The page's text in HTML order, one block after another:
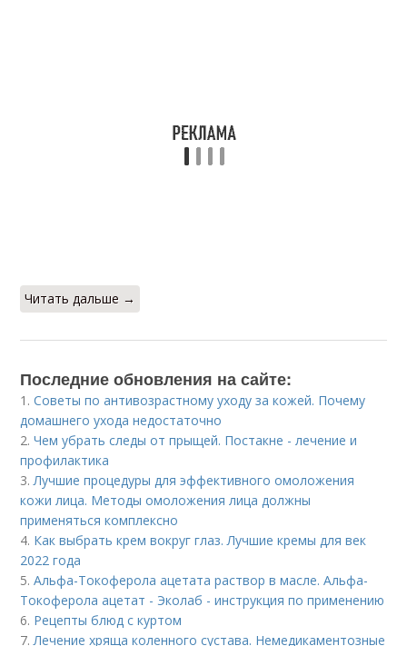
Читать дальше →
Последние обновления на сайте:
1.Советы по антивозрастному уходу за кожей. Почему
домашнего ухода недостаточно
2.Чем убрать следы от прыщей. Постакне - лечение и
профилактика
3.Лучшие процедуры для эффективного омоложения
кожи лица. Методы омоложения лица должны
применяться комплексно
4. Как выбрать крем вокруг глаз. Лучшие кремы для век
2022 года
5.Альфа-Токоферола ацетата раствор в масле. Альфа-
Токоферола ацетат - Эколаб - инструкция по применению
6. Рецепты блюд с куртом
7.Лечение хряща коленного сустава. Немедикаментозные